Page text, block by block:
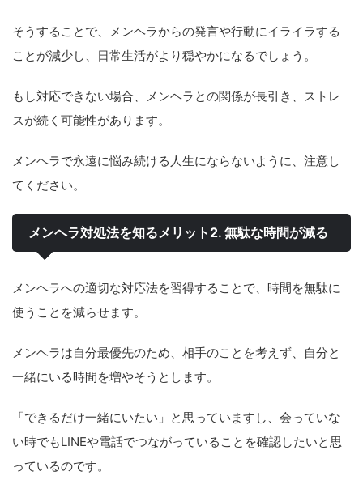
そうすることで、メンヘラからの発言や行動にイライラする
ことが減少し、日常生活がより穏やかになるでしょう。
もし対応できない場合、メンヘラとの関係が長引き、ストレ
スが続く可能性があります。
メンヘラで永遠に悩み続ける人生にならないように、注意し
てください。
メンヘラ対処法を知るメリット2. 無駄な時間が減る
メンヘラへの適切な対応法を習得することで、時間を無駄に
使うことを減らせます。
メンヘラは自分最優先のため、相手のことを考えず、自分と
一緒にいる時間を増やそうとします。
「できるだけ一緒にいたい」と思っていますし、会っていな
い時でもLINEや電話でつながっていることを確認したいと思
っているのです。